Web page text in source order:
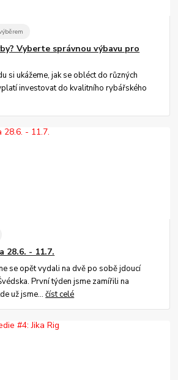
Vyberte správnou výbavu pro
si ukážeme, jak se obléct do různých
investovat do kvalitního rybářského
28.6. - 11.7.
se opět vydali na dvě po sobě jdoucí
První týden jsme zamířili na
už jsme...číst celé